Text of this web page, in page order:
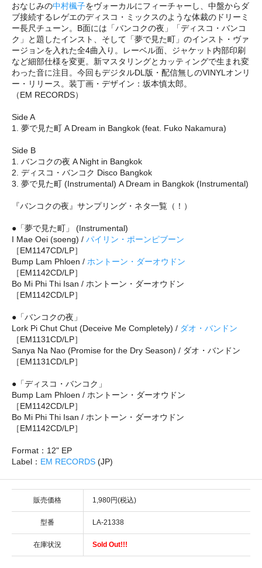
おなじみの中村楓子をヴォーカルにフィーチャーし、中盤からダ
ブ接続するレゲエのディスコ・ミックスのような体裁のドリーミ
ー長尺チューン。B面には「バンコクの夜」「ディスコ・バンコ
ク」と題したインスト、そして「夢で見た町」のインスト・ヴァ
ージョンを入れた全4曲入り。レーベル面、ジャケット内部印刷
など細部仕様を変更。新マスタリングとカッティングで生まれ変
わった音に注目。今回もデジタルDL版・配信無しのVINYLオンリ
ー・リリース。装丁画・デザイン：坂本慎太郎。
（EM RECORDS）
Side A
1. 夢で見た町 A Dream in Bangkok (feat. Fuko Nakamura)
Side B
1. バンコクの夜 A Night in Bangkok
2. ディスコ・バンコク Disco Bangkok
3. 夢で見た町 (Instrumental) A Dream in Bangkok (Instrumental)
『バンコクの夜』サンプリング・ネタ一覧（！）
●「夢で見た町」 (Instrumental)
I Mae Oei (soeng) / パイリン・ポーンピブーン
［EM1147CD/LP］
Bump Lam Phloen / ホントーン・ダーオウドン
［EM1142CD/LP］
Bo Mi Phi Thi Isan / ホントーン・ダーオウドン
［EM1142CD/LP］
●「バンコクの夜」
Lork Pi Chut Chut (Deceive Me Completely) / ダオ・バンドン
［EM1131CD/LP］
Sanya Na Nao (Promise for the Dry Season) / ダオ・バンドン
［EM1131CD/LP］
●「ディスコ・バンコク」
Bump Lam Phloen / ホントーン・ダーオウドン
［EM1142CD/LP］
Bo Mi Phi Thi Isan / ホントーン・ダーオウドン
［EM1142CD/LP］
Format：12" EP
Label： EM RECORDS (JP)
販売価格 1,980円(税込)
型番 LA-21338
在庫状況 Sold Out!!!